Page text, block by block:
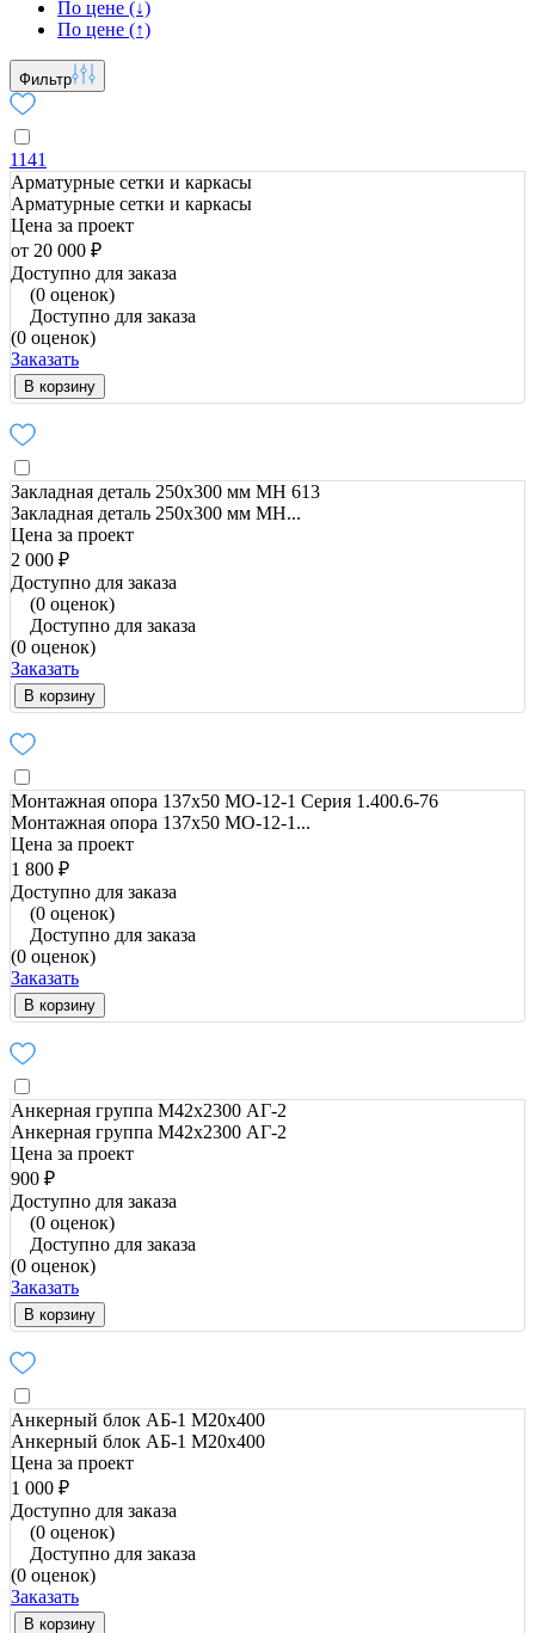
По цене (↓)
По цене (↑)
Фильтр
1141
Арматурные сетки и каркасы
Арматурные сетки и каркасы
Цена за проект
от 20 000 ₽
Доступно для заказа
(0 оценок)
Доступно для заказа
(0 оценок)
Заказать
В корзину
Закладная деталь 250х300 мм МН 613
Закладная деталь 250х300 мм МН...
Цена за проект
2 000 ₽
Доступно для заказа
(0 оценок)
Доступно для заказа
(0 оценок)
Заказать
В корзину
Монтажная опора 137x50 МО-12-1 Серия 1.400.6-76
Монтажная опора 137x50 МО-12-1...
Цена за проект
1 800 ₽
Доступно для заказа
(0 оценок)
Доступно для заказа
(0 оценок)
Заказать
В корзину
Анкерная группа М42х2300 АГ-2
Анкерная группа М42х2300 АГ-2
Цена за проект
900 ₽
Доступно для заказа
(0 оценок)
Доступно для заказа
(0 оценок)
Заказать
В корзину
Анкерный блок АБ-1 М20х400
Анкерный блок АБ-1 М20х400
Цена за проект
1 000 ₽
Доступно для заказа
(0 оценок)
Доступно для заказа
(0 оценок)
Заказать
В корзину